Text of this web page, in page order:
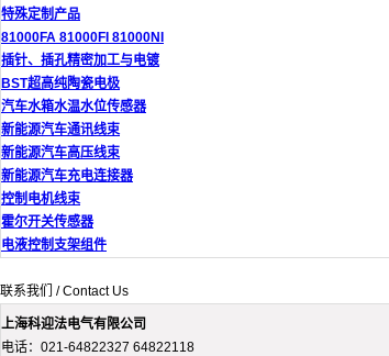
特殊定制产品
81000FA 81000FI 81000NI
插针、插孔精密加工与电镀
BST超高纯陶瓷电极
汽车水箱水温水位传感器
新能源汽车通讯线束
新能源汽车高压线束
新能源汽车充电连接器
控制电机线束
霍尔开关传感器
电液控制支架组件
联系我们 / Contact Us
上海科迎法电气有限公司
电话：021-64822327 64822118